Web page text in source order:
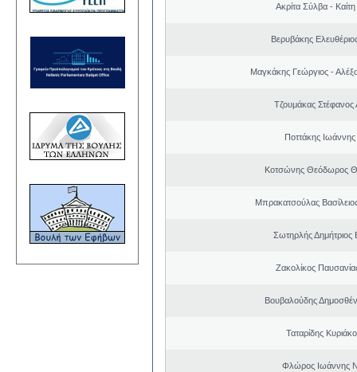
Ακρίτα Σύλβα -
Βερυβάκης
Μαγκάκης Γεώργιος -
Τζουμάκας Στέφανος
Ποττάκης
Κοτσώνης Θεόδωρος
Μπρακατσούλας
Σωτηρλής Δημήτριος
Ζακολίκος
Βουβαλούδης
Ταταρίδης
Φλώρος Ιωάννης